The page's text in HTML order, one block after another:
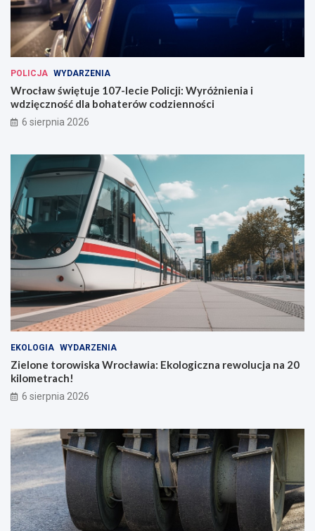
POLICJA WYDARZENIA
Wrocław świętuje 107-lecie Policji: Wyróżnienia i
wdzięczność dla bohaterów codzienności
6 sierpnia 2026
EKOLOGIA WYDARZENIA
Zielone torowiska Wrocławia: Ekologiczna rewolucja na 20
kilometrach!
6 sierpnia 2026